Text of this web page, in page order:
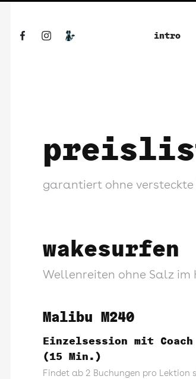
intro
garantiert ohne versteckte
wakesurfen
Wellenreiten ohne Salz im
Malibu M240
Einzelsession mit Coach
(15 Min.)
Findet ab 2 Buchungen pro Lektion